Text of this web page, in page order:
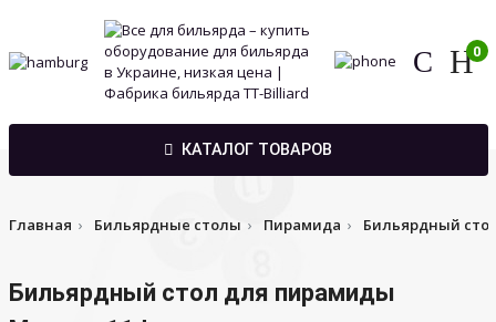
0
КАТАЛОГ ТОВАРОВ
Главная Бильярдные столы Пирамида Бильярдный
Бильярдный стол для пирамиды